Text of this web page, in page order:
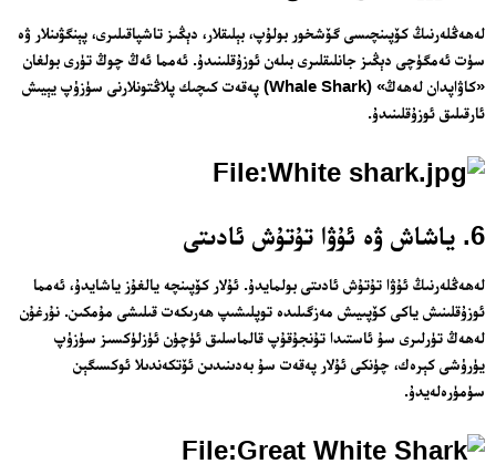
لەھەڭلەرنىڭ كۆپىنچىسى گۆشخور بولۇپ، بېلىقلار، دېڭىز تاشپاقىلىرى، پېنگۋىنلار ۋە
سۈت ئەمگۈچى دېڭىز جانلىقلىرى بىلەن ئوزۇقلىنىدۇ. ئەمما ئەڭ چوڭ تۈرى بولغان
«كاۋاپدان لەھەڭ» (Whale Shark) پەقەت كىچىك پلاڭتونلارنى سۈزۈپ يېيىش
ئارقىلىق ئوزۇقلىنىدۇ.
6. ياشاش ۋە ئۇۋا تۇتۇش ئادىتى
لەھەڭلەرنىڭ ئۇۋا تۇتۇش ئادىتى بولمايدۇ. ئۇلار كۆپىنچە يالغۇز ياشايدۇ، ئەمما
ئوزۇقلىنىش ياكى كۆپىيىش مەزگىلىدە توپلىشىپ ھەرىكەت قىلىشى مۇمكىن. نۇرغۇن
لەھەڭ تۈرلىرى سۇ ئاستىدا تۇنجۇقۇپ قالماسلىق ئۈچۈن ئۈزلۈكسىز سۈزۈپ
يۈرۈشى كېرەك، چۈنكى ئۇلار پەقەت سۇ بەدىنىدىن ئۆتكەندىلا ئوكسىگېن
سۈمۈرەلەيدۇ.